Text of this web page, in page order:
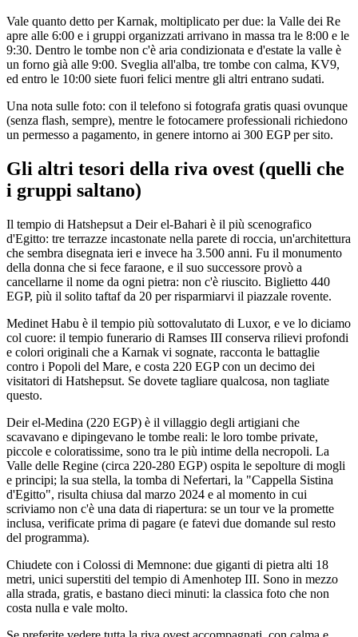
Vale quanto detto per Karnak, moltiplicato per due: la Valle dei Re
apre alle 6:00 e i gruppi organizzati arrivano in massa tra le 8:00 e le
9:30. Dentro le tombe non c'è aria condizionata e d'estate la valle è
un forno già alle 9:00. Sveglia all'alba, tre tombe con calma, KV9,
ed entro le 10:00 siete fuori felici mentre gli altri entrano sudati.
Una nota sulle foto: con il telefono si fotografa gratis quasi ovunque
(senza flash, sempre), mentre le fotocamere professionali richiedono
un permesso a pagamento, in genere intorno ai 300 EGP per sito.
Gli altri tesori della riva ovest (quelli che
i gruppi saltano)
Il tempio di Hatshepsut a Deir el-Bahari è il più scenografico
d'Egitto: tre terrazze incastonate nella parete di roccia, un'architettura
che sembra disegnata ieri e invece ha 3.500 anni. Fu il monumento
della donna che si fece faraone, e il suo successore provò a
cancellarne il nome da ogni pietra: non c'è riuscito. Biglietto 440
EGP, più il solito taftaf da 20 per risparmiarvi il piazzale rovente.
Medinet Habu è il tempio più sottovalutato di Luxor, e ve lo diciamo
col cuore: il tempio funerario di Ramses III conserva rilievi profondi
e colori originali che a Karnak vi sognate, racconta le battaglie
contro i Popoli del Mare, e costa 220 EGP con un decimo dei
visitatori di Hatshepsut. Se dovete tagliare qualcosa, non tagliate
questo.
Deir el-Medina (220 EGP) è il villaggio degli artigiani che
scavavano e dipingevano le tombe reali: le loro tombe private,
piccole e coloratissime, sono tra le più intime della necropoli. La
Valle delle Regine (circa 220-280 EGP) ospita le sepolture di mogli
e principi; la sua stella, la tomba di Nefertari, la "Cappella Sistina
d'Egitto", risulta chiusa dal marzo 2024 e al momento in cui
scriviamo non c'è una data di riapertura: se un tour ve la promette
inclusa, verificate prima di pagare (e fatevi due domande sul resto
del programma).
Chiudete con i Colossi di Memnone: due giganti di pietra alti 18
metri, unici superstiti del tempio di Amenhotep III. Sono in mezzo
alla strada, gratis, e bastano dieci minuti: la classica foto che non
costa nulla e vale molto.